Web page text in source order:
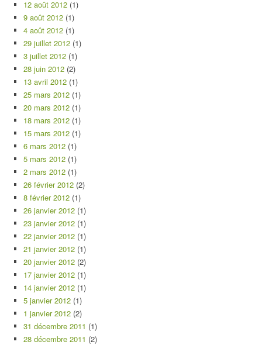
12 août 2012 (1)
9 août 2012 (1)
4 août 2012 (1)
29 juillet 2012 (1)
3 juillet 2012 (1)
28 juin 2012 (2)
13 avril 2012 (1)
25 mars 2012 (1)
20 mars 2012 (1)
18 mars 2012 (1)
15 mars 2012 (1)
6 mars 2012 (1)
5 mars 2012 (1)
2 mars 2012 (1)
26 février 2012 (2)
8 février 2012 (1)
26 janvier 2012 (1)
23 janvier 2012 (1)
22 janvier 2012 (1)
21 janvier 2012 (1)
20 janvier 2012 (2)
17 janvier 2012 (1)
14 janvier 2012 (1)
5 janvier 2012 (1)
1 janvier 2012 (2)
31 décembre 2011 (1)
28 décembre 2011 (2)